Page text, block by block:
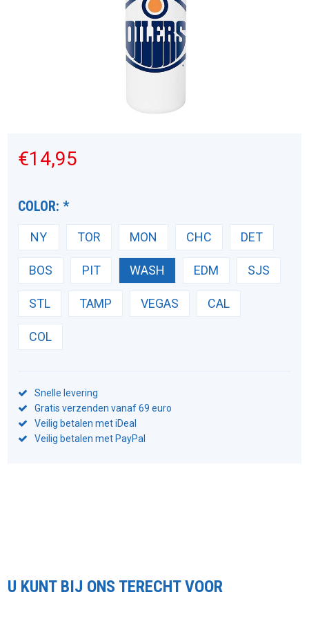
€14,95
COLOR:*
NY TOR MON CHC DET
BOS PIT WASH EDM SJS
STL TAMP VEGAS CAL
COL
Snelle levering
Gratis verzenden vanaf 69 euro
Veilig betalen met iDeal
Veilig betalen met PayPal
U KUNT BIJ ONS TERECHT VOOR